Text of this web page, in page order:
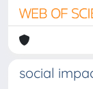
social